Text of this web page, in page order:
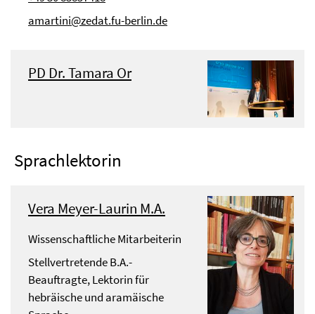
amartini@zedat.fu-berlin.de
PD Dr. Tamara Or
Sprachlektorin
Vera Meyer-Laurin M.A.
Wissenschaftliche Mitarbeiterin
Stellvertretende B.A.-
Beauftragte, Lektorin für
hebräische und aramäische